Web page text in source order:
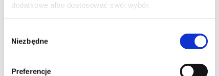
dodatkowe albo dostosować swój wybór.
zgody
Niezbędne
Preferencje
Czy masz ukończone 18 lat?
Cały czas pracujemy nad wprowadzaniem do
słownika nowych haseł. Jeśli jakis termin stwarza
Państwu szczególny problem i nie ma go w słowniku
-proszę nas o tym poinformować